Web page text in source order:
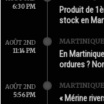
6:30 PM
Produit de
stock en
AOÛT 2ND
11:14 PM
MARTINIQUE
En
ordures ?
AOÛT 2ND
5:56 PM
MARTINIQUE
« Mérine